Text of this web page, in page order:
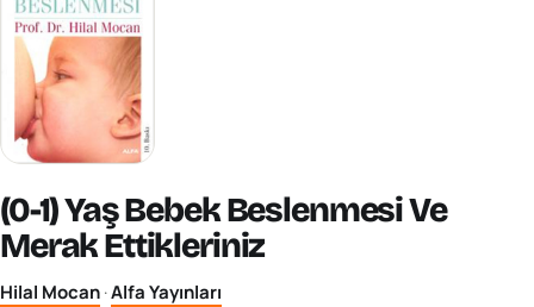
(0-1) Yaş Bebek Beslenmesi Ve
Merak Ettikleriniz
Hilal Mocan·Alfa Yayınları